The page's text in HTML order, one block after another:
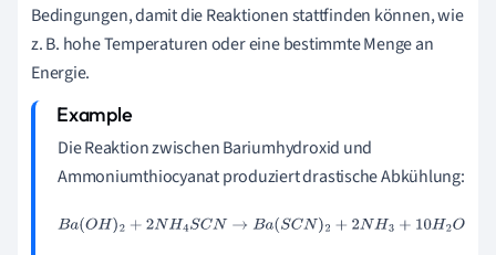
Bedingungen, damit die Reaktionen stattfinden können, wie
z. B. hohe Temperaturen oder eine bestimmte Menge an
Energie.
Die Reaktion zwischen Bariumhydroxid und
Ammoniumthiocyanat produziert drastische Abkühlung:
Ba(OH)2+2NH4SCN→ Ba(SCN)2+2 NH3+10H2O